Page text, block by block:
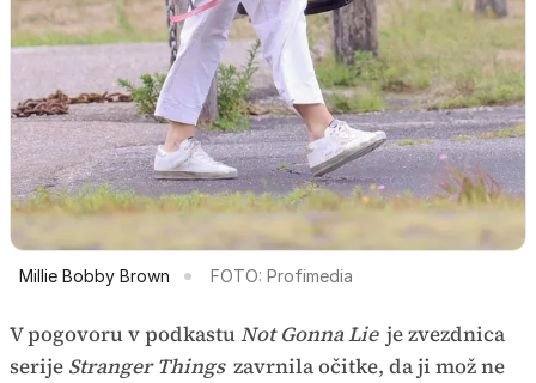
Millie Bobby Brown FOTO: Profimedia
V pogovoru v podkastuNot Gonna Lie je zvezdnica
serije Stranger Things zavrnila očitke, da ji mož ne